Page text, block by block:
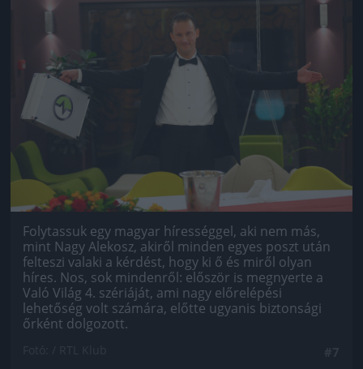
Folytassuk egy magyar hírességgel, aki nem más,
mint Nagy Alekosz, akiről minden egyes poszt után
felteszi valaki a kérdést, hogy ki ő és miről olyan
híres. Nos, sok mindenről: először is megnyerte a
Való Világ 4. szériáját, ami nagy előrelépési
lehetőség volt számára, előtte ugyanis biztonsági
őrként dolgozott.